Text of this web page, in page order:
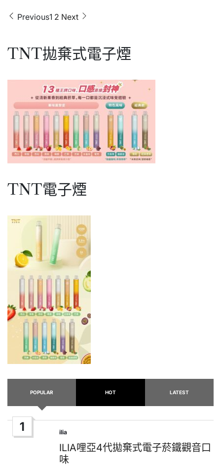
次
得
買
機
唷)
木
18000
口
味
煙
彈
文
分
頁
Previous1 2 Next
TNT拋棄式電子煙
TNT電子煙
POPULAR HOT LATEST
1
Posted
in
ilia
ILIA哩亞4代拋棄式電子菸鐵觀音口
味